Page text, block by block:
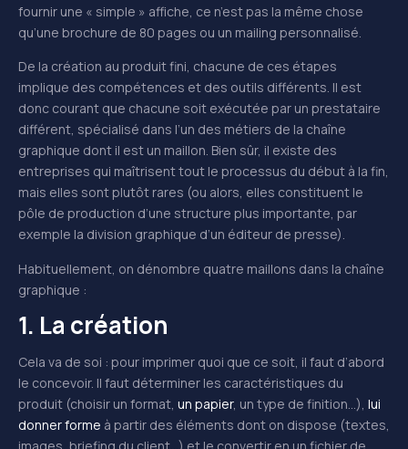
fournir une « simple » affiche, ce n’est pas la même chose
qu’une brochure de 80 pages ou un mailing personnalisé.
De la création au produit fini, chacune de ces étapes
implique des compétences et des outils différents. Il est
donc courant que chacune soit exécutée par un prestataire
différent, spécialisé dans l’un des métiers de la chaîne
graphique dont il est un maillon. Bien sûr, il existe des
entreprises qui maîtrisent tout le processus du début à la fin,
mais elles sont plutôt rares (ou alors, elles constituent le
pôle de production d’une structure plus importante, par
exemple la division graphique d’un éditeur de presse).
Habituellement, on dénombre quatre maillons dans la chaîne
graphique :
1. La création
Cela va de soi : pour imprimer quoi que ce soit, il faut d’abord
le concevoir. Il faut déterminer les caractéristiques du
produit (choisir un format, un papier, un type de finition…), lui
donner forme à partir des éléments dont on dispose (textes,